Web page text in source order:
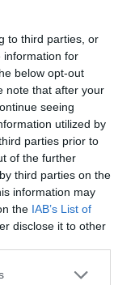
to third parties, or
information for
below opt-out
note that after your
seeing
utilized by
parties prior to
of the further
third parties on the
information may
the IAB’s List of
disclose it to other
or more Google